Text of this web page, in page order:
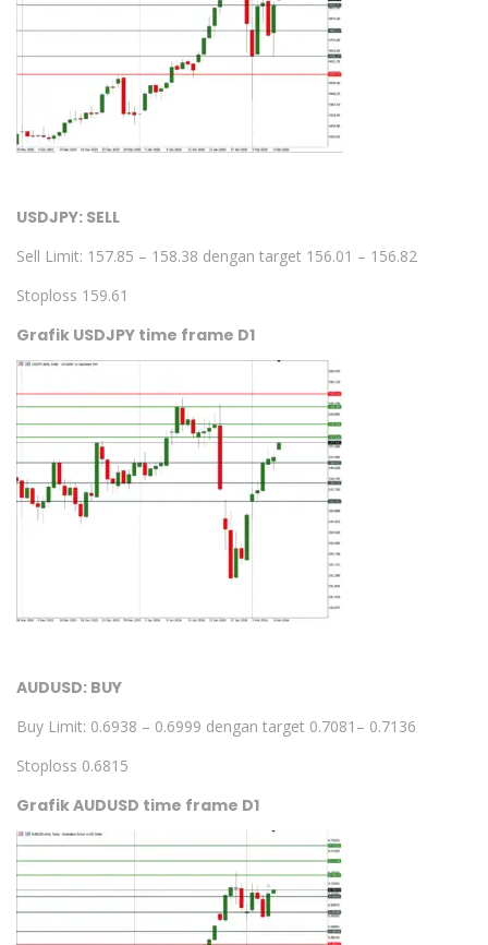
USDJPY: SELL
Sell Limit: 157.85 – 158.38 dengan target 156.01 – 156.82
Stoploss 159.61
Grafik USDJPY time frame D1
AUDUSD: BUY
Buy Limit: 0.6938 – 0.6999 dengan target 0.7081– 0.7136
Stoploss 0.6815
Grafik AUDUSD time frame D1